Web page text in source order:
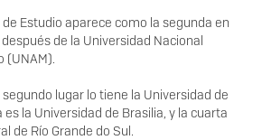
de Estudio aparece como la segunda en
de la Universidad Nacional
(UNAM).
lugar lo tiene la Universidad de
la Universidad de Brasilia, y la cuarta
de Río Grande do Sul.